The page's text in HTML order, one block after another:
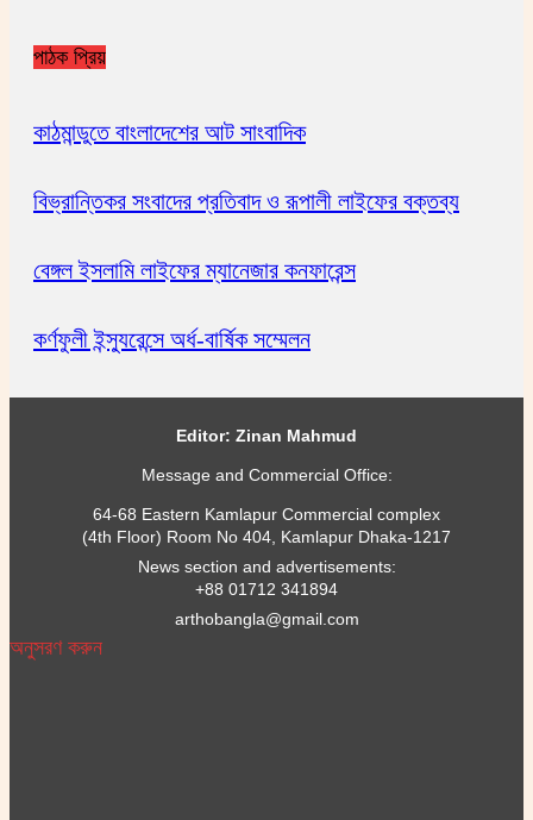
পাঠক প্রিয়
কাঠমান্ডুতে বাংলাদেশের আট সাংবাদিক
বিভ্রান্তিকর সংবাদের প্রতিবাদ ও রূপালী লাইফের বক্তব্য
বেঙ্গল ইসলামি লাইফের ম্যানেজার কনফারেন্স
কর্ণফুলী ইন্স্যুরেন্সে অর্ধ-বার্ষিক সম্মেলন
Editor: Zinan Mahmud
Message and Commercial Office:
64-68 Eastern Kamlapur Commercial complex
(4th Floor) Room No 404, Kamlapur Dhaka-1217
News section and advertisements:
+88 01712 341894
arthobangla@gmail.com
অনুসরণ করুন